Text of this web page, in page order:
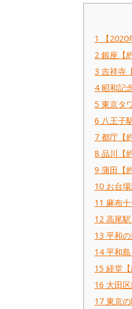
1
【
2 銀座【
3 吉祥寺
4 昭和記
5 東京タ
6 八王子
7 都庁【
8 品川【
9 蒲田【
10 お台
11 麻布
12 高尾駅
13 平和の
14 平和島
15 経堂【
16 大田
17 東京